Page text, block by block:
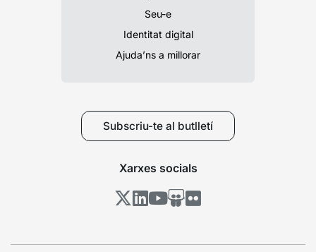
Seu-e
Identitat digital
Ajuda’ns a millorar
Subscriu-te al butlletí
Xarxes socials